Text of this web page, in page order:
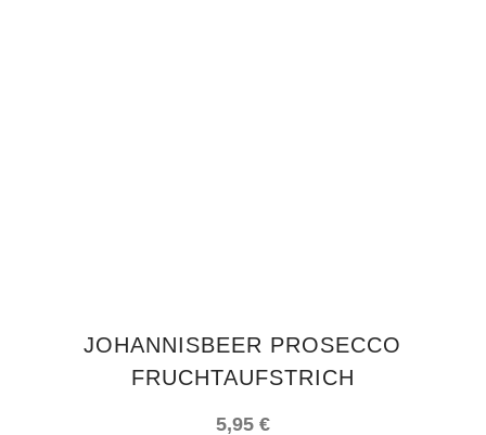
JOHANNISBEER PROSECCO
FRUCHTAUFSTRICH
5,95 €